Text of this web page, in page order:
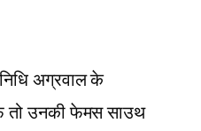
अग्रवाल के
उनकी फेमस साउथ